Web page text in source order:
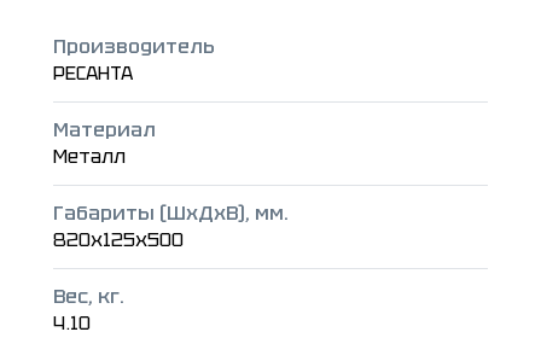
Производитель
РЕСАНТА
Материал
Металл
Габариты (ШxДxВ), мм.
820x125x500
Вес, кг.
4.10